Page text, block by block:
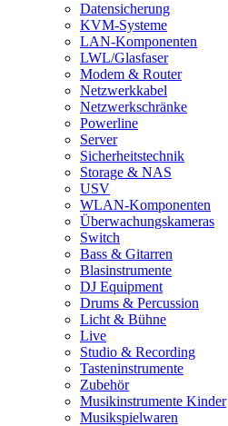
Datensicherung
KVM-Systeme
LAN-Komponenten
LWL/Glasfaser
Modem & Router
Netzwerkkabel
Netzwerkschränke
Powerline
Server
Sicherheitstechnik
Storage & NAS
USV
WLAN-Komponenten
Überwachungskameras
Switch
Bass & Gitarren
Blasinstrumente
DJ Equipment
Drums & Percussion
Licht & Bühne
Live
Studio & Recording
Tasteninstrumente
Zubehör
Musikinstrumente Kinder
Musikspielwaren